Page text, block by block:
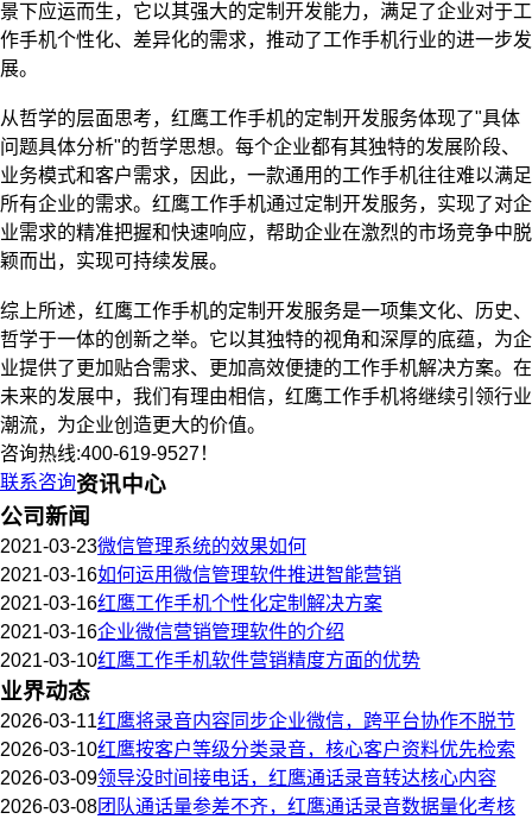
景下应运而生，它以其强大的定制开发能力，满足了企业对于工
作手机个性化、差异化的需求，推动了工作手机行业的进一步发
展。
从哲学的层面思考，红鹰工作手机的定制开发服务体现了"具体
问题具体分析"的哲学思想。每个企业都有其独特的发展阶段、
业务模式和客户需求，因此，一款通用的工作手机往往难以满足
所有企业的需求。红鹰工作手机通过定制开发服务，实现了对企
业需求的精准把握和快速响应，帮助企业在激烈的市场竞争中脱
颖而出，实现可持续发展。
综上所述，红鹰工作手机的定制开发服务是一项集文化、历史、
哲学于一体的创新之举。它以其独特的视角和深厚的底蕴，为企
业提供了更加贴合需求、更加高效便捷的工作手机解决方案。在
未来的发展中，我们有理由相信，红鹰工作手机将继续引领行业
潮流，为企业创造更大的价值。
咨询热线:400-619-9527！
联系咨询资讯中心
公司新闻
2021-03-23微信管理系统的效果如何
2021-03-16如何运用微信管理软件推进智能营销
2021-03-16红鹰工作手机个性化定制解决方案
2021-03-16企业微信营销管理软件的介绍
2021-03-10红鹰工作手机软件营销精度方面的优势
业界动态
2026-03-11红鹰将录音内容同步企业微信，跨平台协作不脱节
2026-03-10红鹰按客户等级分类录音，核心客户资料优先检索
2026-03-09领导没时间接电话，红鹰通话录音转达核心内容
2026-03-08团队通话量参差不齐，红鹰通话录音数据量化考核